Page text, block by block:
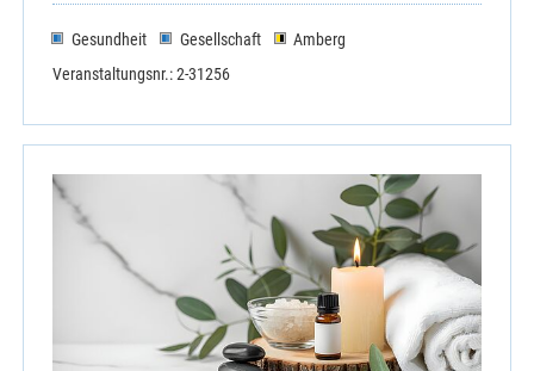
Gesundheit Gesellschaft
Amberg
Veranstaltungsnr.: 2-31256